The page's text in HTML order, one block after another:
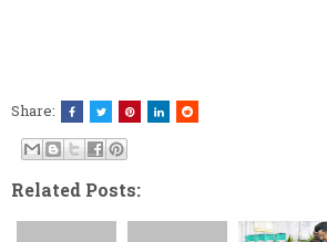
Share:
Related Posts: